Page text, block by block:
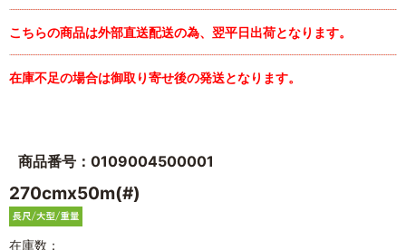
こちらの商品は外部直送配送の為、翌平日出荷となります。
在庫不足の場合は御取り寄せ後の発送となります。
商品番号：0109004500001
270cmx50m(#)
在庫数：